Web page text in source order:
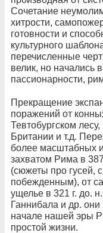
Сочетание
хитрости,
готовности и
культурного
перечисленные
велик, но начались
пассионарности,
Прекращение
поражений от
Тевтобургском лесу,
Британии и т.д.
более масштабных
захватом Рима в
(сюжеты про гусей,
побежденным), от
ущелье в 321 г. до.
Ганнибала и др.
начале нашей эры
простой жизни.